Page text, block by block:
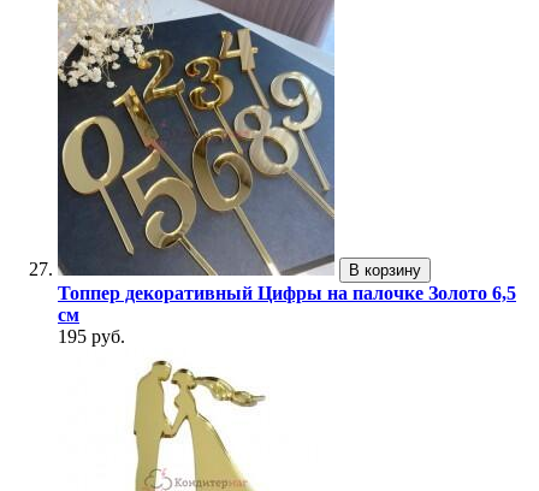
В корзину
Топпер декоративный Цифры на палочке Золото 6,5
см
195 руб.